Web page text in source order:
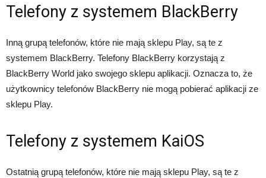
Telefony z systemem BlackBerry
Inną grupą telefonów, które nie mają sklepu Play, są te z
systemem BlackBerry. Telefony BlackBerry korzystają z
BlackBerry World jako swojego sklepu aplikacji. Oznacza to, że
użytkownicy telefonów BlackBerry nie mogą pobierać aplikacji ze
sklepu Play.
Telefony z systemem KaiOS
Ostatnią grupą telefonów, które nie mają sklepu Play, są te z